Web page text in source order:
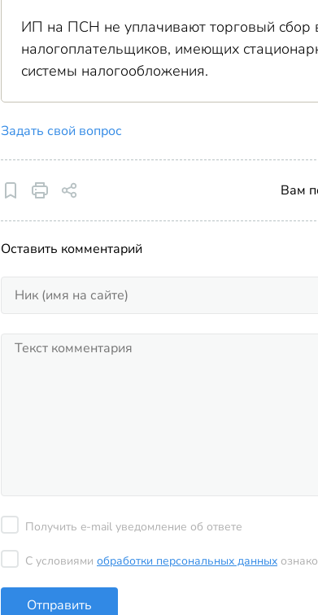
ИП на ПСН не уплачивают торговый сбор
налогоплательщиков, имеющих
системы налогообложения.
Задать свой вопрос
Вам
Оставить комментарий
Получить e-mail уведомление об ответе
С условиями обработки персональных данных
Отправить